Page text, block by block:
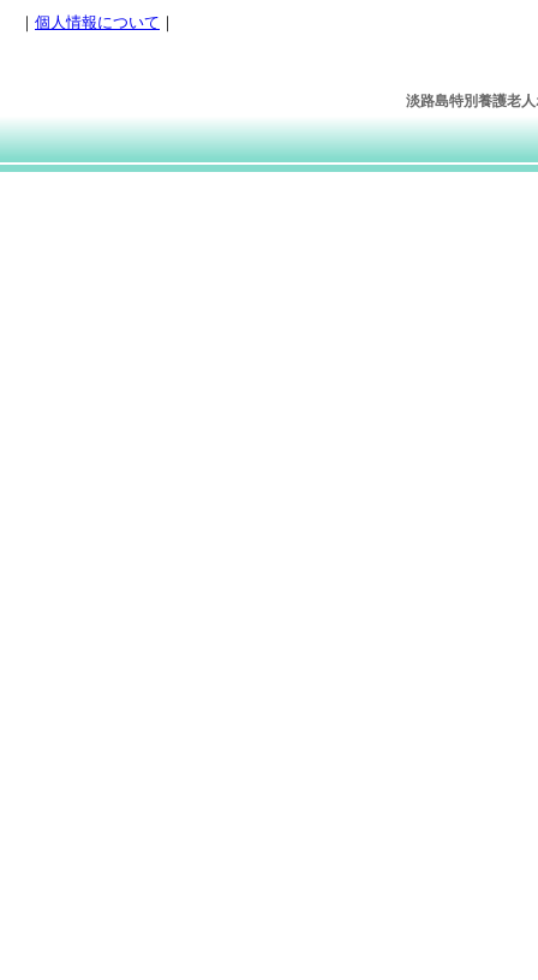
｜ 個人情報について ｜
淡路島特別養護老